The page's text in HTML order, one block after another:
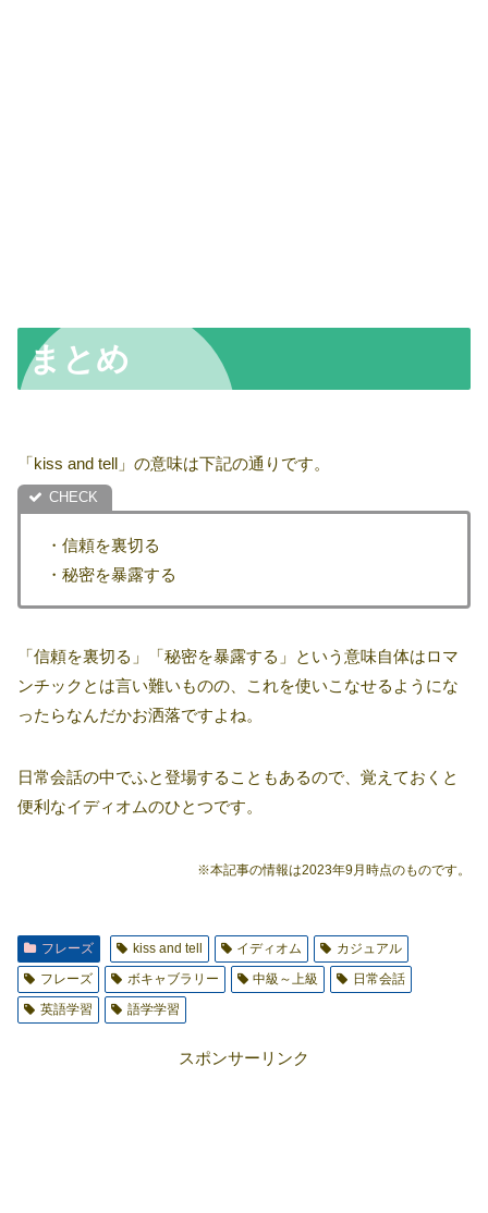
まとめ
「kiss and tell」の意味は下記の通りです。
・信頼を裏切る
・秘密を暴露する
「信頼を裏切る」「秘密を暴露する」という意味自体はロマ
ンチックとは言い難いものの、これを使いこなせるようにな
ったらなんだかお洒落ですよね。
日常会話の中でふと登場することもあるので、覚えておくと
便利なイディオムのひとつです。
※本記事の情報は2023年9月時点のものです。
フレーズ kiss and tell イディオム
カジュアル
フレーズ
ボキャブラリー 中級～上級
日常会話
英語学習
語学学習
スポンサーリンク